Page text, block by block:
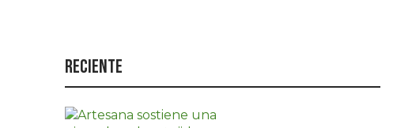
Política
Turismo
Reciente